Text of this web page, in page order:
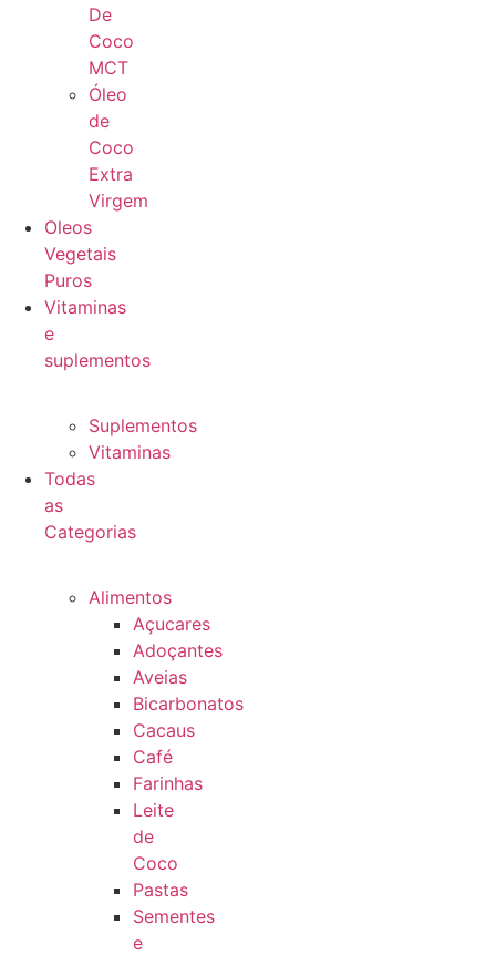
De
Coco
MCT
Óleo
de
Coco
Extra
Virgem
Oleos
Vegetais
Puros
Vitaminas
e
suplementos
Suplementos
Vitaminas
Todas
as
Categorias
Alimentos
Açucares
Adoçantes
Aveias
Bicarbonatos
Cacaus
Café
Farinhas
Leite
de
Coco
Pastas
Sementes
e